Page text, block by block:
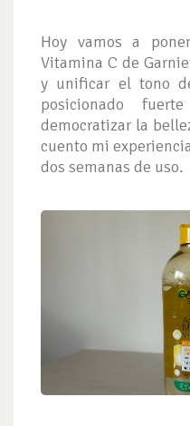
Hoy vamos a
Vitamina C de
y unificar el tono
posicionado
democratizar la
cuento mi
dos semanas de uso.